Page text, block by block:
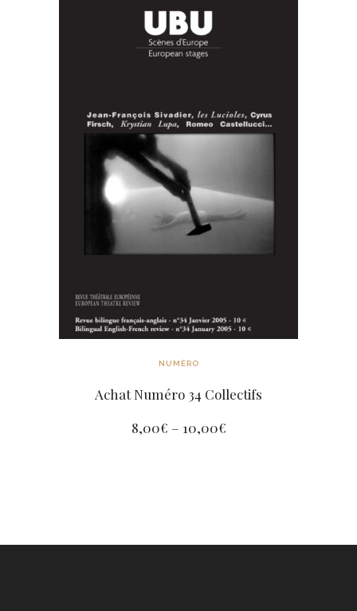
NUMÉRO
Achat Numéro 34 Collectifs
8,00€ – 10,00€